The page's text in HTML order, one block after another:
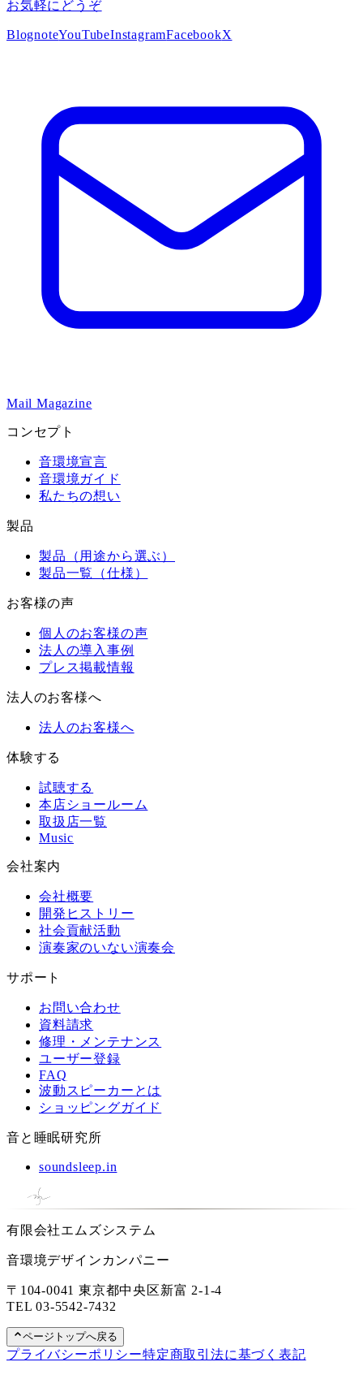
お気軽にどうぞ
BlognoteYouTubeInstagramFacebookX
Mail Magazine
コンセプト
音環境宣言
音環境ガイド
私たちの想い
製品
製品（用途から選ぶ）
製品一覧（仕様）
お客様の声
個人のお客様の声
法人の導入事例
プレス掲載情報
法人のお客様へ
法人のお客様へ
体験する
試聴する
本店ショールーム
取扱店一覧
Music
会社案内
会社概要
開発ヒストリー
社会貢献活動
演奏家のいない演奏会
サポート
お問い合わせ
資料請求
修理・メンテナンス
ユーザー登録
FAQ
波動スピーカーとは
ショッピングガイド
音と睡眠研究所
soundsleep.in
有限会社エムズシステム
音環境デザインカンパニー
〒104-0041 東京都中央区新富 2-1-4
TEL03-5542-7432
ページトップへ戻る
プライバシーポリシー特定商取引法に基づく表記